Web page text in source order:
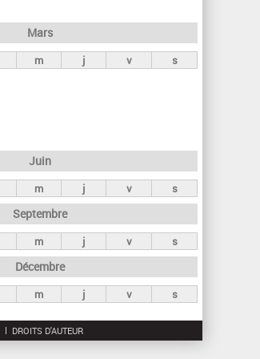
Mars
m j v s
Juin
m j v s
Septembre
m j v s
Décembre
m j v s
DROITS D'AUTEUR